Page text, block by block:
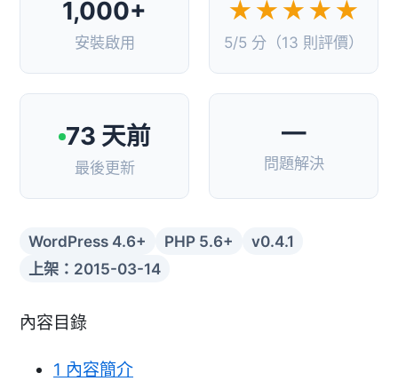
1,000+
安裝啟用
★★★★★
5/5 分（13 則評價）
73 天前
最後更新
—
問題解決
WordPress 4.6+ PHP 5.6+
v0.4.1
上架：2015-03-14
內容目錄
1 內容簡介